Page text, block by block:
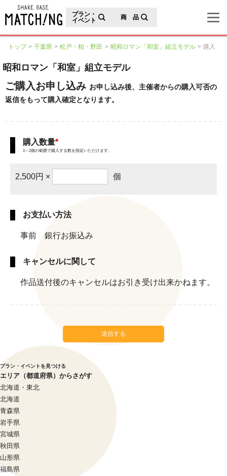
プラン・
イベント
商 品
トップ 千葉県 松戸・柏・野田 昭和ロマン「和室」組立モデル 購入
昭和ロマン「和室」組立モデル
ご購入お申し込み お申し込み後、主催者からの購入可否の
返信をもって購入確定となります。
購入数量*
1～2個の範囲で購入する数を指定いただけます。
2,500円 × 個
お支払い方法
事前 銀行お振込み
キャンセルに関して
作品送付後のキャンセルはお引き受け出来かねます。
送信する
プラン・イベントを見つける
エリア（都道府県）からさがす
北海道・東北
北海道
青森県
岩手県
宮城県
秋田県
山形県
福島県